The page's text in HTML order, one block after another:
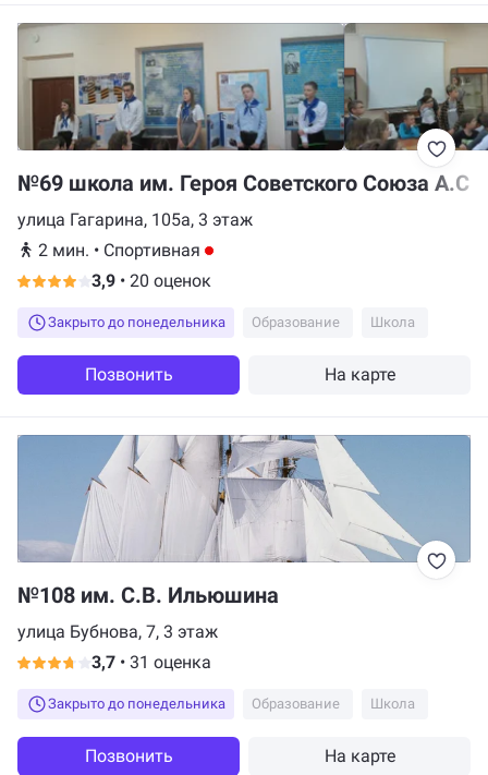
№69 школа им. Героя Советского Союза А.С.
улица Гагарина, 105а, 3 этаж
2 мин. • Спортивная
3,9 • 20 оценок
Закрыто до понедельника Образование Школа
Позвонить На карте
№108 им. С.В. Ильюшина
улица Бубнова, 7, 3 этаж
3,7 • 31 оценка
Закрыто до понедельника Образование Школа
Позвонить На карте